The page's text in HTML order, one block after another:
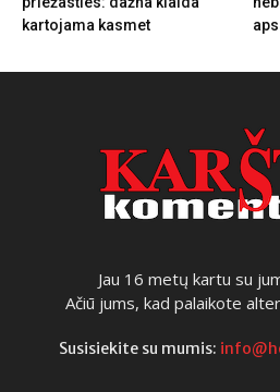
kartojama kasmet
Jau 16 metų kartu su
Ačiū jums, kad palaikote
Susisiekite su mumis: